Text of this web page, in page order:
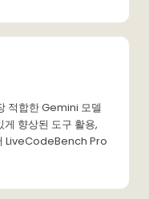
적합한 Gemini 모델
게 향상된 도구 활용,
LiveCodeBench Pro